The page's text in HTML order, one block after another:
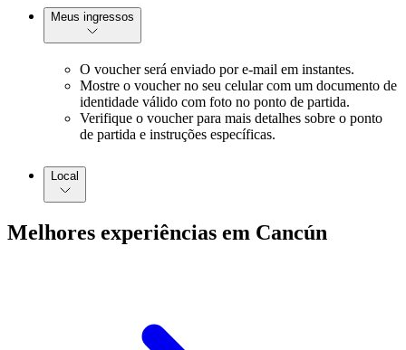
Meus ingressos
O voucher será enviado por e-mail em instantes.
Mostre o voucher no seu celular com um documento de
identidade válido com foto no ponto de partida.
Verifique o voucher para mais detalhes sobre o ponto
de partida e instruções específicas.
Local
Melhores experiências em Cancún